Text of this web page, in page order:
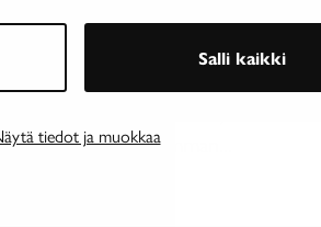
Salli kaikki
tiedot ja muokkaa
tai nuoruudessa alkava
ajan mittaan raskaamman...